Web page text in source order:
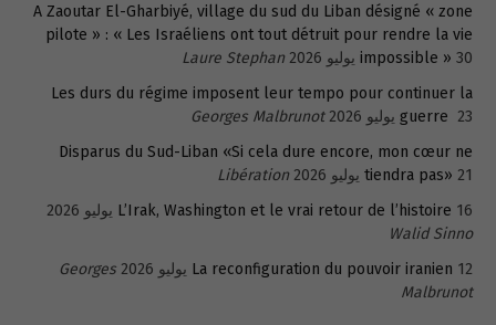
A Zaoutar El-Gharbiyé, village du sud du Liban désigné « zone
pilote » : « Les Israéliens ont tout détruit pour rendre la vie
impossible » 30 يوليو 2026
Laure Stephan
Les durs du régime imposent leur tempo pour continuer la
guerre 23 يوليو 2026
Georges Malbrunot
Disparus du Sud-Liban «Si cela dure encore, mon cœur ne
tiendra pas» 21 يوليو 2026
Libération
L’Irak, Washington et le vrai retour de l’histoire 16 يوليو 2026
Walid Sinno
La reconfiguration du pouvoir iranien 12 يوليو 2026
Georges
Malbrunot